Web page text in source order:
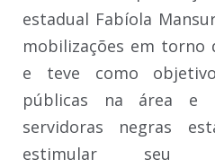
estadual Fabíola
mobilizações em torno
e teve como
públicas na área e
servidoras negras
estimular seu